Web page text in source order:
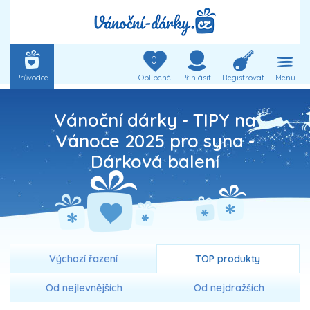
Průvodce
0
Oblíbené Přihlásit Registrovat Menu
Vánoční dárky - TIPY na
Vánoce 2025 pro syna -
Dárková balení
Výchozí řazení TOP produkty
Od nejlevnějších Od nejdražších